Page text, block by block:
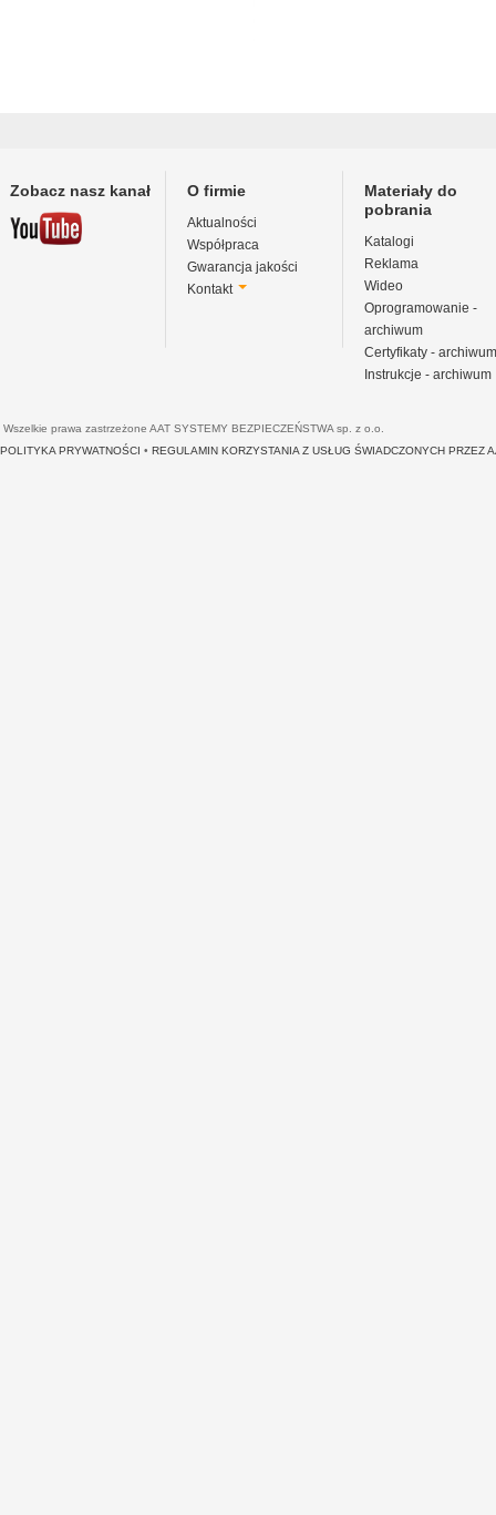
Zobacz nasz kanał O firmie
Aktualności
Współpraca
Gwarancja jakości
Kontakt
Materiały do
pobrania
Katalogi
Reklama
Wideo
Oprogramowanie -
archiwum
Certyfikaty - archiwum
Instrukcje - archiwum
Wszelkie prawa zastrzeżone AAT SYSTEMY BEZPIECZEŃSTWA sp. z o.o.
POLITYKA PRYWATNOŚCI • REGULAMIN KORZYSTANIA Z USŁUG ŚWIADCZONYCH PRZEZ